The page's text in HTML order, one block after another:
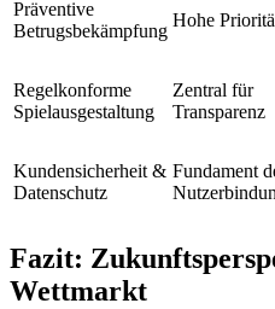
Präventive
Betrugsbekämpfung
Hohe
Regelkonforme
Spielausgestaltung
Zentral für
Transparenz
Kundensicherheit &
Datenschutz
Fundament
Fazit:
Wettmarkt